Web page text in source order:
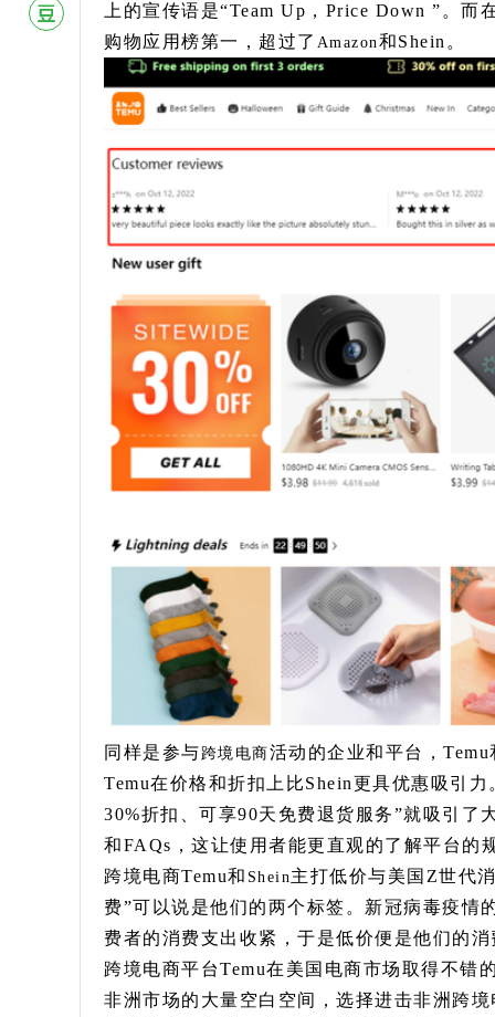
上的宣传语是“Team Up，Price Down ”。
购物应用榜第一，超过了 Amazon和Shein。
同样是参与跨境电商活动的企业和平台，
Temu在价格和折扣上比Shein更具优惠吸引
30%折扣、可享90天免费退货服务”就吸引了
和FAQs，这让使用者能更直观的了解平台的
跨境电商Temu和 Shein主打低价与美国Z世代
费”可以说是他们的两个标签。新冠病毒疫情
费者的消费支出收紧，于是低价便是他们的
跨境电商平台Temu在美国电商市场取得不错
非洲市场的大量空白空间，选择进击非洲跨